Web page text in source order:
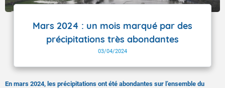
Mars 2024 : un mois marqué par des
précipitations très abondantes
03/04/2024
En mars 2024, les précipitations ont été abondantes sur l’ensemble du